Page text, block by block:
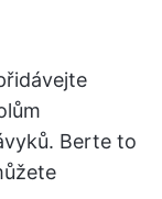
Berte to